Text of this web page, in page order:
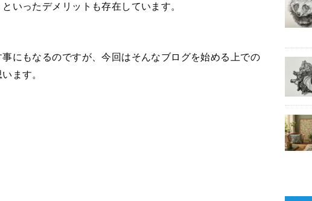
いったデメリットも存在しています。
にもなるのですが、今回はそんなブログを始める上での
ます。